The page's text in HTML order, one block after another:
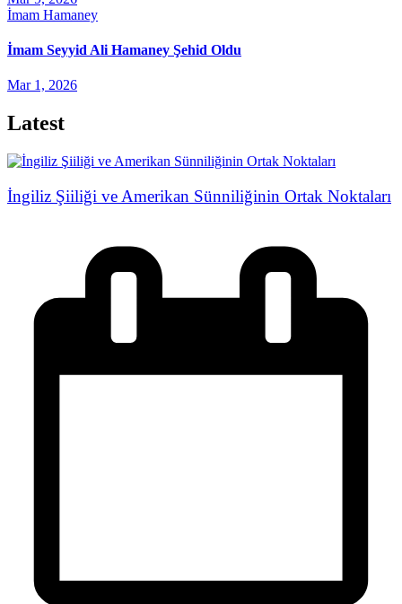
İmam Hamaney
İmam Seyyid Ali Hamaney Şehid Oldu
Mar 1, 2026
Latest
İngiliz Şiiliği ve Amerikan Sünniliğinin Ortak Noktaları